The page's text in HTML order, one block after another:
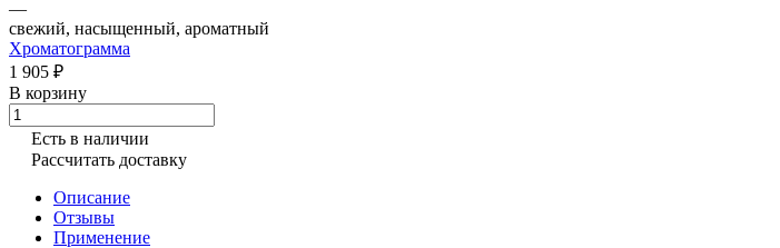
—
свежий, насыщенный, ароматный
Хроматограмма
1 905 ₽
В корзину
Есть в наличии
Рассчитать доставку
Описание
Отзывы
Применение